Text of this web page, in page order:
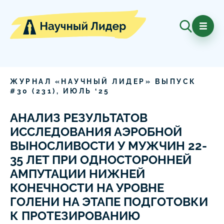
ЖУРНАЛ «НАУЧНЫЙ ЛИДЕР» ВЫПУСК
# 30 ( 231), ИЮЛЬ ‘ 25
АНАЛИЗ РЕЗУЛЬТАТОВ
ИССЛЕДОВАНИЯ АЭРОБНОЙ
ВЫНОСЛИВОСТИ У МУЖЧИН 22-
35 ЛЕТ ПРИ ОДНОСТОРОННЕЙ
АМПУТАЦИИ НИЖНЕЙ
КОНЕЧНОСТИ НА УРОВНЕ
ГОЛЕНИ НА ЭТАПЕ ПОДГОТОВКИ
К ПРОТЕЗИРОВАНИЮ